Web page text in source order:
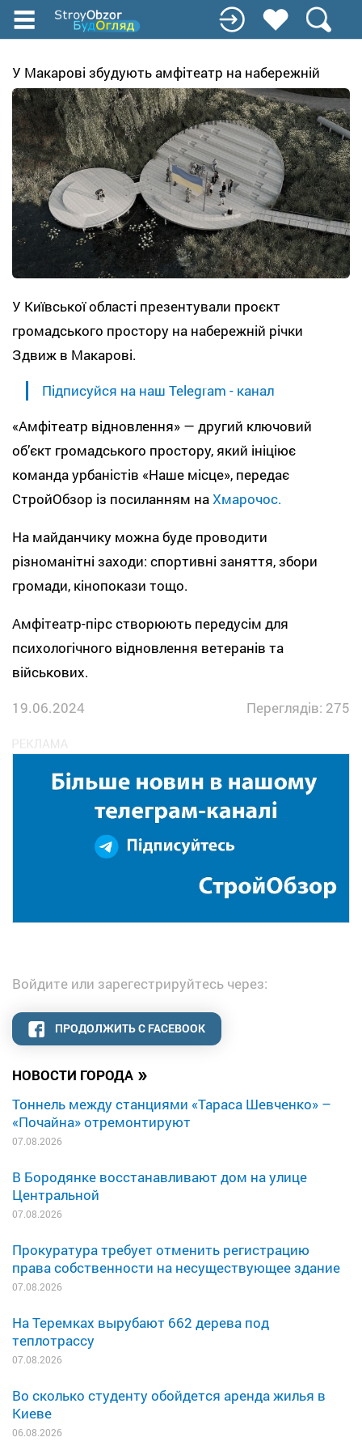
Перейти
содержанию
НОВОСТИ ГОРОДА »
Тоннель между станциями «Тараса Шевченко» –
«Почайна» отремонтируют
07.08.2026
В Бородянке восстанавливают дом на улице
Центральной
07.08.2026
Прокуратура требует отменить регистрацию
права собственности на несуществующее здание
07.08.2026
На Теремках вырубают 662 дерева под
теплотрассу
07.08.2026
Во сколько студенту обойдется аренда жилья в
Киеве
06.08.2026
У Макарові збудують амфітеатр на набережній
У Київської області презентували проєкт
громадського простору на набережній річки
Здвиж в Макарові.
Підписуйся на наш Telegram - канал
«Амфітеатр відновлення» — другий ключовий
об’єкт громадського простору, який ініціює
команда урбаністів «Наше місце», передає
СтройОбзор із посиланням наХмарочос.
На майданчику можна буде проводити
різноманітні заходи: спортивні заняття, збори
громади, кінопокази тощо.
Амфітеатр-пірс створюють передусім для
психологічного відновлення ветеранів та
військових.
19.06.2024
Переглядів: 275
Войдите или зарегестрируйтесь через:
ПРОДОЛЖИТЬ С FACEBOOK